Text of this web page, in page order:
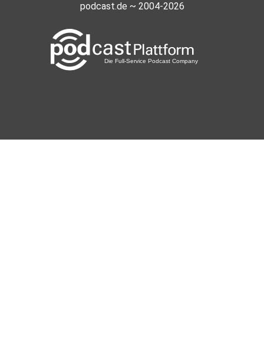
podcast.de ~ 2004-2026